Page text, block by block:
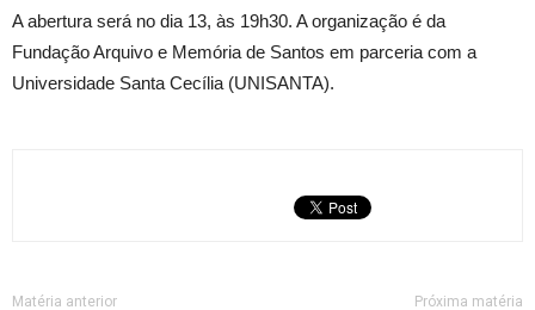
A abertura será no dia 13, às 19h30. A organização é da
Fundação Arquivo e Memória de Santos em parceria com a
Universidade Santa Cecília (UNISANTA).
Matéria anterior Próxima matéria